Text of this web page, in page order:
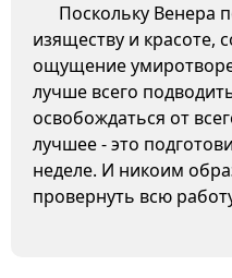
Поскольку Венера
изяществу и красоте,
ощущение
лучше всего
освобождаться от
лучшее - это
неделе. И никоим
провернуть всю